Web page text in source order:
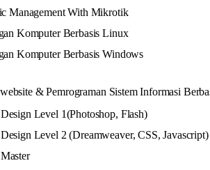
Management With Mikrotik
Komputer Berbasis Linux
Komputer Berbasis Windows
& Pemrograman Sistem Informasi
Level 1(Photoshop, Flash)
Level 2 (Dreamweaver, CSS, Javascript)